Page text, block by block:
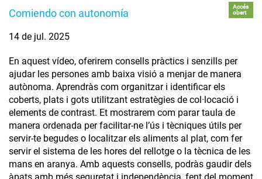
Comiendo con autonomía
Accés
obert
14 de jul. 2025
En aquest vídeo, oferirem consells pràctics i senzills per
ajudar les persones amb baixa visió a menjar de manera
autònoma. Aprendràs com organitzar i identificar els
coberts, plats i gots utilitzant estratègies de col·locació i
elements de contrast. Et mostrarem com parar taula de
manera ordenada per facilitar-ne l’ús i tècniques útils per
servir-te begudes o localitzar els aliments al plat, com fer
servir el sistema de les hores del rellotge o la tècnica de les
mans en aranya. Amb aquests consells, podràs gaudir dels